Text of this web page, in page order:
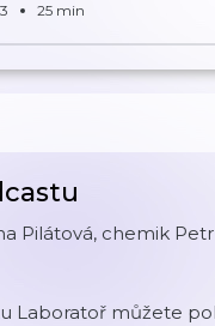
25 min
Pilátová, chemik
Laboratoř můžete